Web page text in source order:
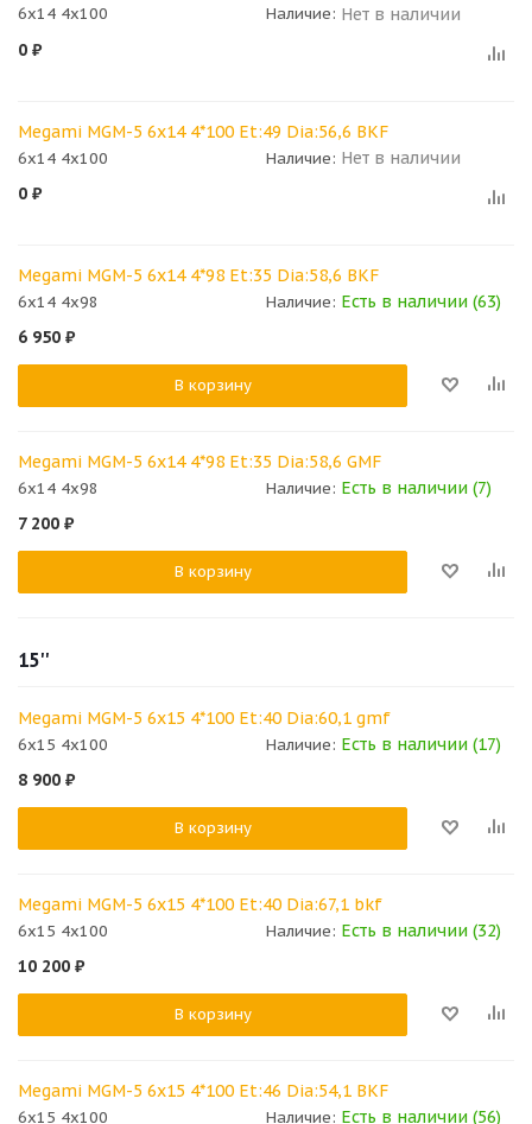
6x14 4x100 Наличие: Нет в наличии
0 ₽
Megami MGM-5 6x14 4*100 Et:49 Dia:56,6 BKF
6x14 4x100 Наличие: Нет в наличии
0 ₽
Megami MGM-5 6x14 4*98 Et:35 Dia:58,6 BKF
6x14 4x98 Наличие: Есть в наличии (63)
6 950 ₽
В корзину
Megami MGM-5 6x14 4*98 Et:35 Dia:58,6 GMF
6x14 4x98 Наличие: Есть в наличии (7)
7 200 ₽
В корзину
15''
Megami MGM-5 6x15 4*100 Et:40 Dia:60,1 gmf
6x15 4x100 Наличие: Есть в наличии (17)
8 900 ₽
В корзину
Megami MGM-5 6x15 4*100 Et:40 Dia:67,1 bkf
6x15 4x100 Наличие: Есть в наличии (32)
10 200 ₽
В корзину
Megami MGM-5 6x15 4*100 Et:46 Dia:54,1 BKF
6x15 4x100 Наличие: Есть в наличии (56)